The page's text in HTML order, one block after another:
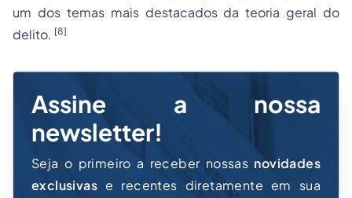
um dos temas mais destacados da teoria geral do
delito. [8]
Assine a nossa
newsletter!
Seja o primeiro a receber nossas novidades
exclusivas e recentes diretamente em sua